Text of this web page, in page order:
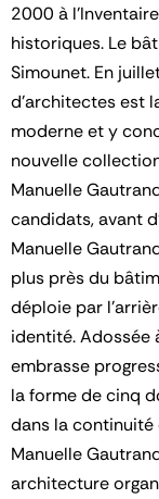
2000 à
historiques. Le
Simounet. En
d’architectes est
moderne et y
nouvelle
Manuelle
candidats, avant
Manuelle
plus près du
déploie par
identité. Adossée
embrasse
la forme de cinq
dans la continuité
Manuelle
architecture